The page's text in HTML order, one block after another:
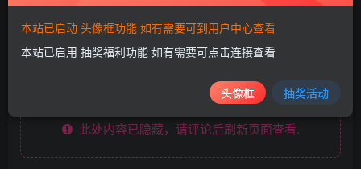
可以动起来了，另外鼠标可以左右拖动带着左右摇摆。
下载地址
此处内容已隐藏，请评论后刷新页面查看.
本站已启动 头像框功能 如有需要可到用户中心查看
本站已启用 抽奖福利功能 如有需要可点击连接查看
头像框 抽奖活动